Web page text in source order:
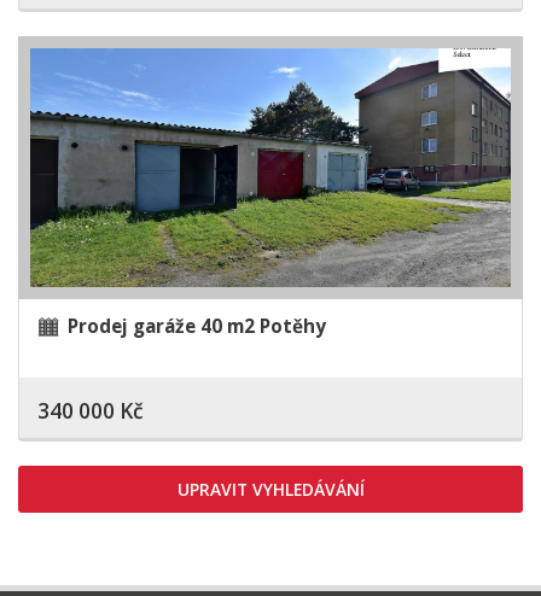
Prodej garáže 40 m2 Potěhy
340 000 Kč
UPRAVIT VYHLEDÁVÁNÍ